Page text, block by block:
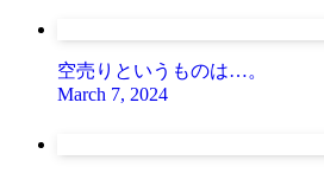
空売りというものは…。
March 7, 2024